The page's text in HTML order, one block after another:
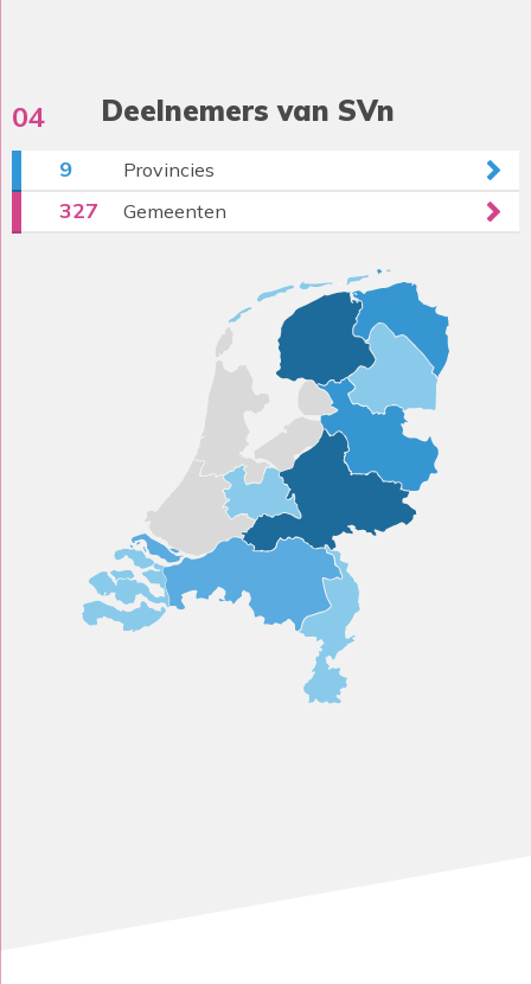
04 Deelnemers van SVn
9 Provincies
327 Gemeenten